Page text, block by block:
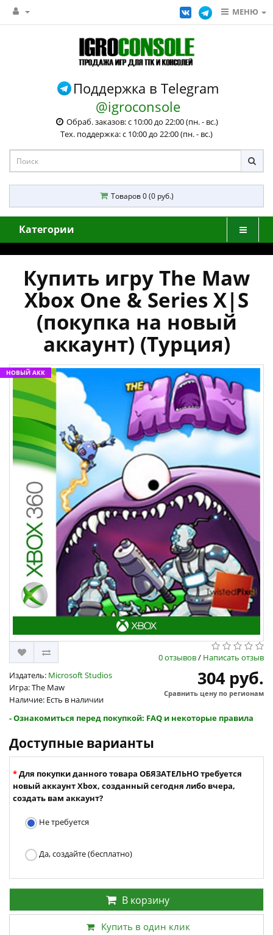
МЕНЮ
Поддержка в Telegram
@igroconsole
Обраб. заказов: с 10:00 до 22:00 (пн. - вс.)
Тех. поддержка: с 10:00 до 22:00 (пн. - вс.)
Товаров 0 (0 руб.)
Категории
Купить игру The Maw
Xbox One & Series X|S
(покупка на новый
аккаунт) (Турция)
НОВЫЙ АКК
0 отзывов/ Написать отзыв
Издатель: Microsoft Studios
Игра: The Maw
Наличие: Есть в наличии
304 руб.
Сравнить цену по регионам
- Ознакомиться перед покупкой: FAQ и некоторые правила
Доступные варианты
Для покупки данного товара ОБЯЗАТЕЛЬНО требуется
новый аккаунт Xbox, созданный сегодня либо вчера,
создать вам аккаунт?
Не требуется
Да, создайте (бесплатно)
В корзину
Купить в один клик